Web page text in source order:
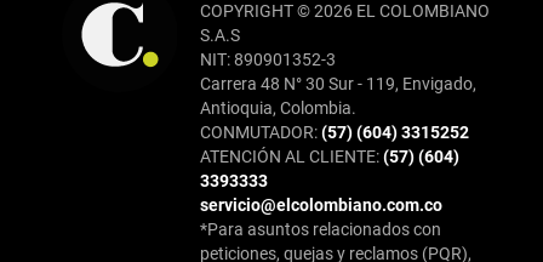
COPYRIGHT © 2026 EL COLOMBIANO
S.A.S
NIT: 890901352-3
Carrera 48 N° 30 Sur - 119, Envigado,
Antioquia, Colombia.
CONMUTADOR:(57) (604) 3315252
ATENCIÓN AL CLIENTE:(57) (604)
3393333
servicio@elcolombiano.com.co
*Para asuntos relacionados con
peticiones, quejas y reclamos (PQR),